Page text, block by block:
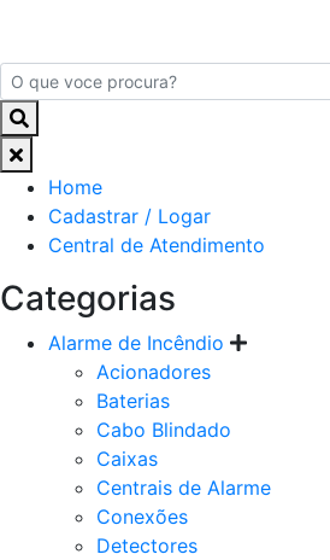
Home
Cadastrar / Logar
Central de Atendimento
Categorias
Alarme de Incêndio
Acionadores
Baterias
Cabo Blindado
Caixas
Centrais de Alarme
Conexões
Detectores